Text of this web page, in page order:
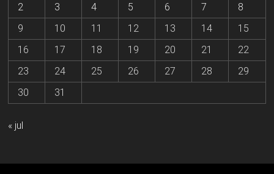
2
3 4 5 6 7
8
9
10 11 12 13 14
15
16
17 18 19 20 21
22
23
24 25 26 27 28
29
30
31
« jul